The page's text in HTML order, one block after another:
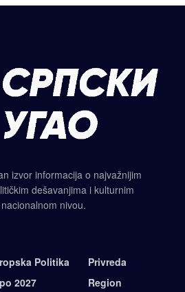
izvor informacija o najvažnijim
dešavanjima i kulturnim
nivou.
Politika
2027
Privreda
Region